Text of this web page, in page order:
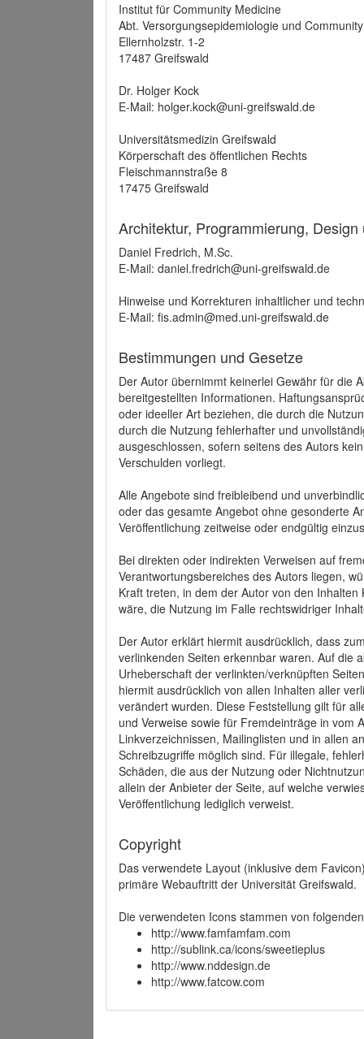
Institut für Community Medicine
Abt. Versorgungsepidemiologie und
Ellernholzstr. 1-2
17487 Greifswald
Dr. Holger Kock
E-Mail: holger.kock@uni-greifswald.de
Universitätsmedizin Greifswald
Körperschaft des öffentlichen Rechts
Fleischmannstraße 8
17475 Greifswald
Architektur, Programmierung,
Daniel Fredrich, M.Sc.
E-Mail: daniel.fredrich@uni-greifswald.de
Hinweise und Korrekturen inhaltlicher und
E-Mail: fis.admin@med.uni-greifswald.de
Bestimmungen und Gesetze
Der Autor übernimmt keinerlei Gewähr für die
bereitgestellten Informationen.
oder ideeller Art beziehen, die durch die
durch die Nutzung fehlerhafter und
ausgeschlossen, sofern seitens des Autors
Verschulden vorliegt.
Alle Angebote sind freibleibend und
oder das gesamte Angebot ohne gesonderte
Veröffentlichung zeitweise oder endgültig
Bei direkten oder indirekten Verweisen auf
Verantwortungsbereiches des Autors liegen,
Kraft treten, in dem der Autor von den
wäre, die Nutzung im Falle rechtswidriger
Der Autor erklärt hiermit ausdrücklich, dass
verlinkenden Seiten erkennbar waren. Auf die
Urheberschaft der verlinkten/verknüpften
hiermit ausdrücklich von allen Inhalten aller
verändert wurden. Diese Feststellung gilt für
und Verweise sowie für Fremdeinträge in vom
Linkverzeichnissen, Mailinglisten und in allen
Schreibzugriffe möglich sind. Für illegale,
Schäden, die aus der Nutzung oder
allein der Anbieter der Seite, auf welche
Veröffentlichung lediglich verweist.
Copyright
Das verwendete Layout (inklusive dem
primäre Webauftritt der Universität Greifswald.
Die verwendeten Icons stammen von
http://www.famfamfam.com
http://sublink.ca/icons/sweetieplus
http://www.nddesign.de
http://www.fatcow.com